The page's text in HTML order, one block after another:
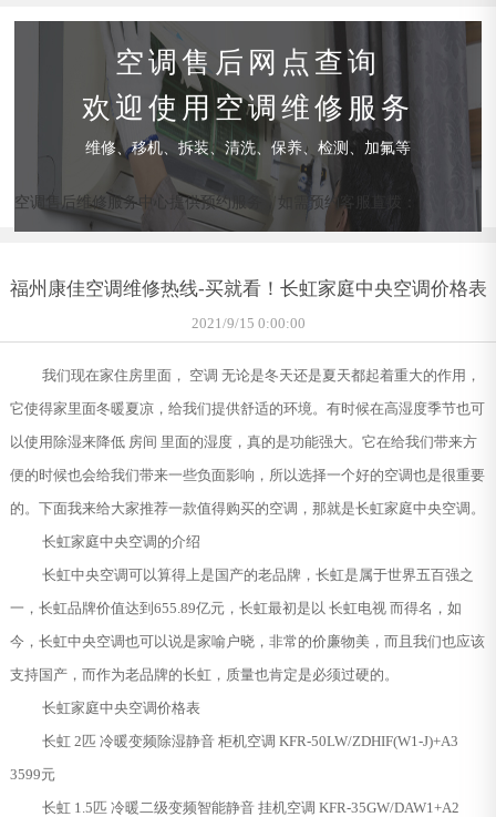
空调售后网点查询
欢迎使用空调维修服务
维修、移机、拆装、清洗、保养、检测、加氟等
空调售后维修服务中心提供预约服务，如需预约客服直拨：
福州康佳空调维修热线-买就看！长虹家庭中央空调价格表
2021/9/15 0:00:00
我们现在家住房里面， 空调 无论是冬天还是夏天都起着重大的作用，
它使得家里面冬暖夏凉，给我们提供舒适的环境。有时候在高湿度季节也可
以使用除湿来降低 房间 里面的湿度，真的是功能强大。它在给我们带来方
便的时候也会给我们带来一些负面影响，所以选择一个好的空调也是很重要
的。下面我来给大家推荐一款值得购买的空调，那就是长虹家庭中央空调。
长虹家庭中央空调的介绍
长虹中央空调可以算得上是国产的老品牌，长虹是属于世界五百强之
一，长虹品牌价值达到655.89亿元，长虹最初是以 长虹电视 而得名，如
今，长虹中央空调也可以说是家喻户晓，非常的价廉物美，而且我们也应该
支持国产，而作为老品牌的长虹，质量也肯定是必须过硬的。
长虹家庭中央空调价格表
长虹 2匹 冷暖变频除湿静音 柜机空调 KFR-50LW/ZDHIF(W1-J)+A3
3599元
长虹 1.5匹 冷暖二级变频智能静音 挂机空调 KFR-35GW/DAW1+A2